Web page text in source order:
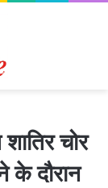
चोर
के दौरान